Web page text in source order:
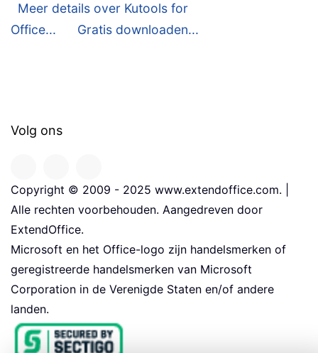
Meer details over Kutools for
Office...
Gratis downloaden...
Volg ons
Copyright © 2009 - 2025 www.extendoffice.com. |
Alle rechten voorbehouden. Aangedreven door
ExtendOffice.
Microsoft en het Office-logo zijn handelsmerken of
geregistreerde handelsmerken van Microsoft
Corporation in de Verenigde Staten en/of andere
landen.